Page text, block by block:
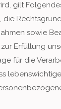
gilt
die
sowie
Erfüllung
für die